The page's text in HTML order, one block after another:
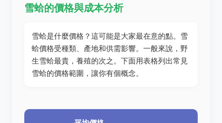
雪蛤的價格與成本分析
雪蛤是什麼價格？這可能是大家最在意的點。雪
蛤價格受種類、產地和供需影響。一般來說，野
生雪蛤最貴，養殖的次之。下面用表格列出常見
雪蛤的價格範圍，讓你有個概念。